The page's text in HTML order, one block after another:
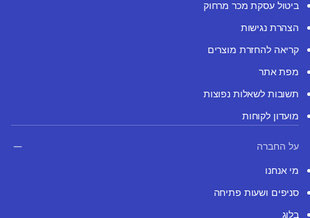
ביטול עסקת מכר מרחוק
הצהרת נגישות
קריאה להחזרת מוצרים
מפת אתר
תשובות לשאלות נפוצות
מועדון לקוחות
על החברה
מי אנחנו
סניפים ושעות פתיחה
בלוג